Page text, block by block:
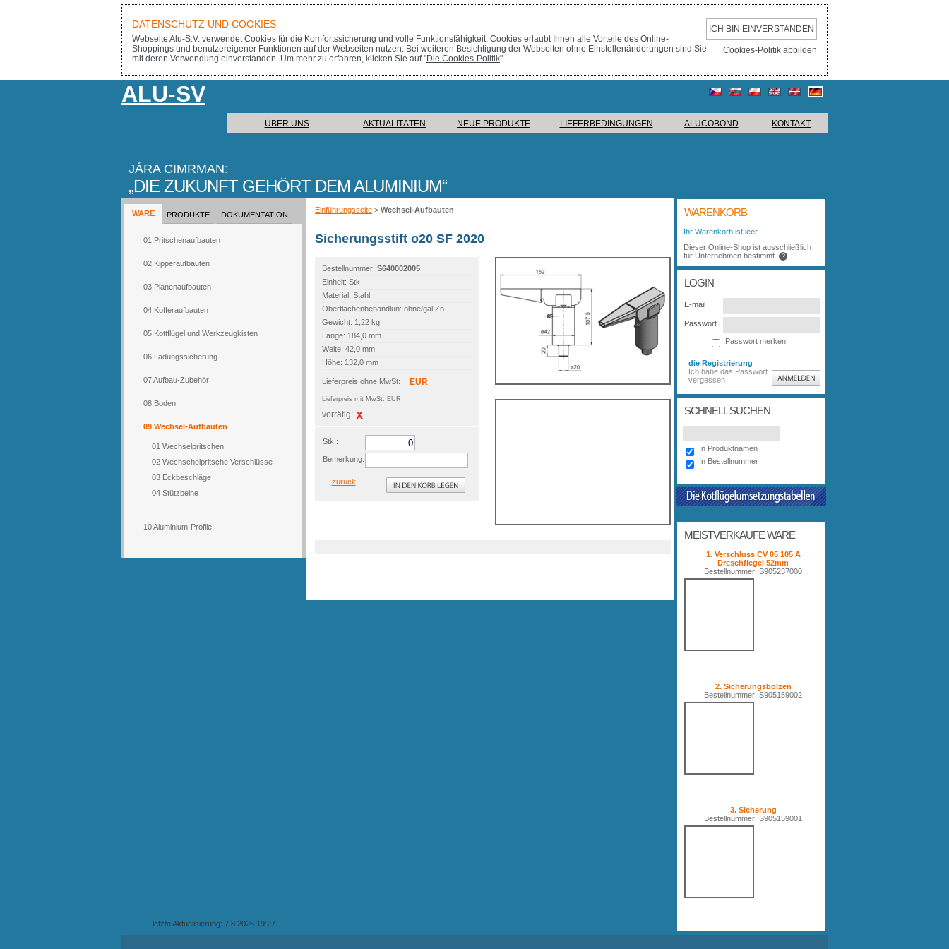
ALU-SV
ÜBER UNS AKTUALITÄTEN NEUE PRODUKTE LIEFERBEDINGUNGEN ALUCOBOND KONTAKT
JÁRA CIMRMAN:
DIE ZUKUNFT GEHÖRT DEM ALUMINIUM
letzte Aktualisierung: 7.8.2026 19:27
WARE
01 Pritschenaufbauten
02 Kipperaufbauten
03 Planenaufbauten
04 Kofferaufbauten
05 Kottflügel und Werkzeugkisten
06 Ladungssicherung
07 Aufbau-Zubehör
08 Boden
09 Wechsel-Aufbauten
01 Wechselpritschen
02 Wechschelpritsche Verschlüsse
03 Eckbeschläge
04 Stützbeine
10 Aluminium-Profile
PRODUKTE DOKUMENTATION
Einführungsseite > Wechsel-Aufbauten
Sicherungsstift o20 SF 2020
Bestellnummer: S640002005
Einheit: Stk
Material: Stahl
Oberflächenbehandlun: ohne/gal.Zn
Gewicht: 1,22 kg
Länge: 184,0 mm
Weite: 42,0 mm
Höhe: 132,0 mm
Lieferpreis ohne MwSt: EUR
Lieferpreis mit MwSt: EUR
vorrätig:
Stk.:
Bemerkung:
zurück
WARENKORB
Ihr Warenkorb ist leer.
Dieser Online-Shop ist ausschließlich
für Unternehmen bestimmt.
?
LOGIN
E-mail
Passwort
Passwort merken
die Registrierung
Ich habe das Passwort
vergessen
SCHNELL SUCHEN
In Produktnamen
In Bestellnummer
MEISTVERKAUFE WARE
1. Verschluss CV 05 105 A
Dreschflegel 52mm
Bestellnummer: S905237000
2. Sicherungsbolzen
Bestellnummer: S905159002
3. Sicherung
Bestellnummer: S905159001
DATENSCHUTZ UND COOKIES
Webseite Alu-S.V. verwendet Cookies für die Komfortssicherung und volle Funktionsfähigkeit. Cookies erlaubt Ihnen alle Vorteile des Online-
Shoppings und benutzereigener Funktionen auf der Webseiten nutzen. Bei weiteren Besichtigung der Webseiten ohne Einstellenänderungen sind Sie
mit deren Verwendung einverstanden. Um mehr zu erfahren, klicken Sie auf "Die Cookies-Politik".
ICH BIN EINVERSTANDEN
Cookies-Politik abbilden